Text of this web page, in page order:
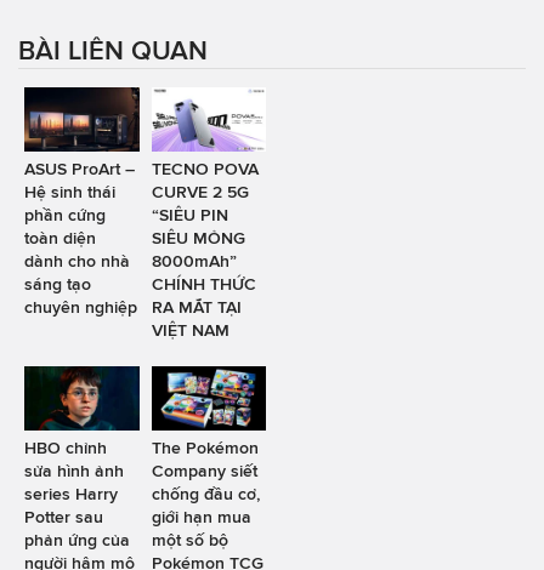
BÀI LIÊN QUAN
ASUS ProArt –
Hệ sinh thái
phần cứng
toàn diện
dành cho nhà
sáng tạo
chuyên nghiệp
TECNO POVA
CURVE 2 5G
“SIÊU PIN
SIÊU MỎNG
8000mAh”
CHÍNH THỨC
RA MẮT TẠI
VIỆT NAM
HBO chỉnh
sửa hình ảnh
series Harry
Potter sau
phản ứng của
người hâm mộ
The Pokémon
Company siết
chống đầu cơ,
giới hạn mua
một số bộ
Pokémon TCG